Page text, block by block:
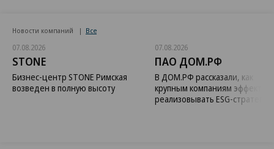
Новости компаний Все
07.08.2026
STONE
Бизнес-центр STONE Римская
возведен в полную высоту
07.08.2026
ПАО ДОМ.РФ
В ДОМ.РФ рассказали, как
крупным компаниям
реализовывать ESG-стратегию